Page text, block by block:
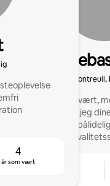
4
år som vært
Lidenskabelig vært,
administrerer jeg
hvilket sikrer